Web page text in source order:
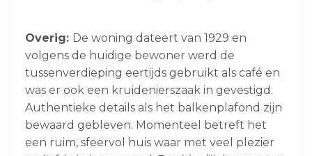
Overig: De woning dateert van 1929 en
volgens de huidige bewoner werd de
tussenverdieping eertijds gebruikt als café en
was er ook een kruidenierszaak in gevestigd.
Authentieke details als het balkenplafond zijn
bewaard gebleven. Momenteel betreft het
een ruim, sfeervol huis waar met veel plezier